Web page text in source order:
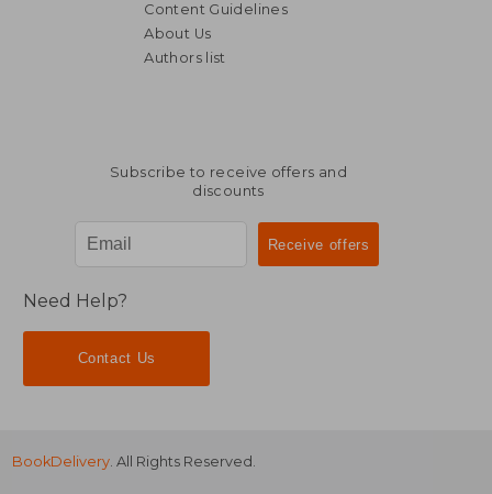
Content Guidelines
About Us
Authors list
Subscribe to receive offers and
discounts
Need Help?
Contact Us
BookDelivery . All Rights Reserved.